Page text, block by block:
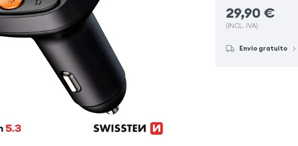
29,90 €
(INCL. IVA)
Envio gratuito